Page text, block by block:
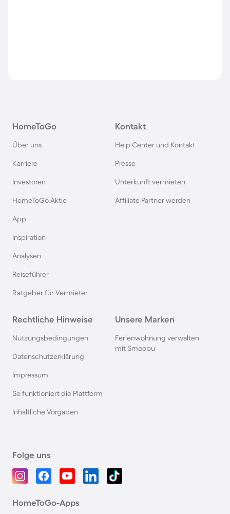
HomeToGo
Über uns
Karriere
Investoren
HomeToGo Aktie
App
Inspiration
Analysen
Reiseführer
Ratgeber für Vermieter
Kontakt
Help Center und Kontakt
Presse
Unterkunft vermieten
Affiliate Partner werden
Rechtliche Hinweise
Nutzungsbedingungen
Datenschutzerklärung
Impressum
So funktioniert die Plattform
Inhaltliche Vorgaben
Unsere Marken
Ferienwohnung verwalten
mit Smoobu
Folge uns
HomeToGo-Apps